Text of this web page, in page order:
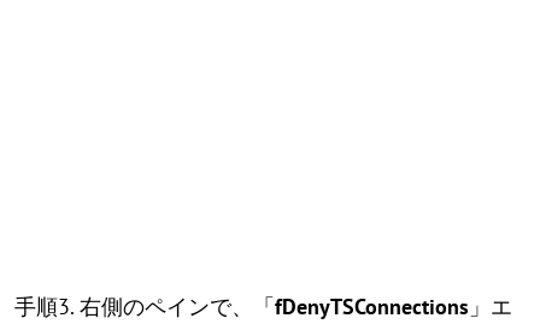
手順3. 右側のペインで、「fDenyTSConnections 」エ